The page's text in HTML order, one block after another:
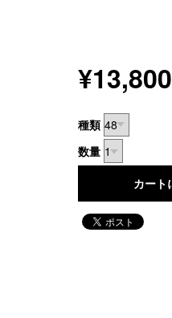
¥13,800
種類
数量